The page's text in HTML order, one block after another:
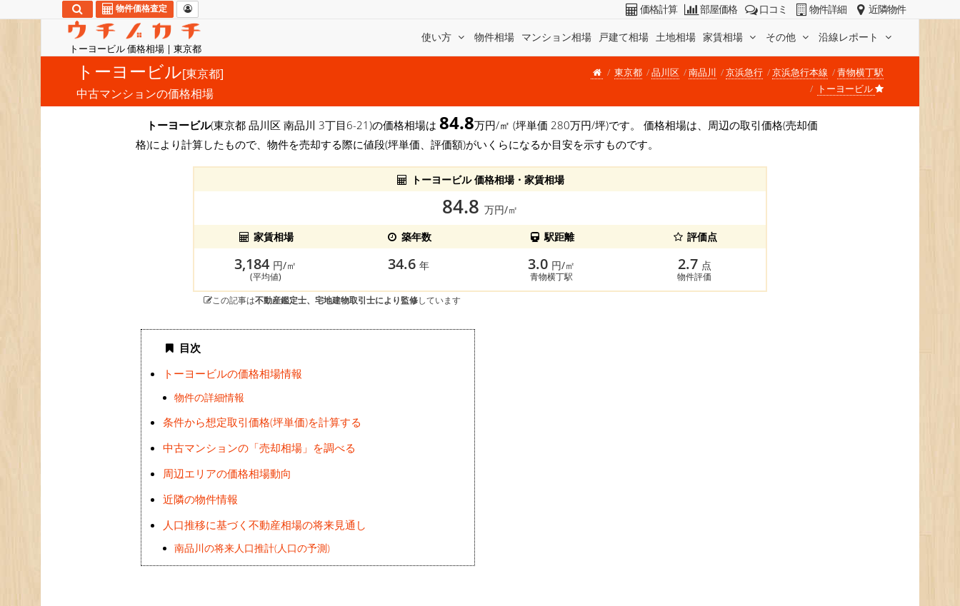
トーヨービル 価格相場 | 東京都
使い方 物件相場 マンション相場 戸建て相場 土地相場 家賃相場 その他 沿線レポート
物件価格査定 価格計算 部屋価格 口コミ 物件詳細 近隣物件
トーヨービル[東京都]
中古マンションの価格相場
東京都 品川区 南品川 京浜急行 京浜急行本線
青物横丁駅
トーヨービル
トーヨービル(東京都 品川区 南品川 3丁目6-21)の価格相場は 84.8万円/㎡ (坪単価 280万円/坪)です。 価格相場は、周辺の取引価格(売却価
格)により計算したもので、物件を売却する際に値段(坪単価、評価額)がいくらになるか目安を示すものです。
トーヨービル 価格相場・家賃相場
84.8 万円/㎡
家賃相場
築年数 駅距離 評価点
3,184 円/㎡
(平均値)
34.6 年 3.0 円/㎡
青物横丁駅
2.7 点
物件評価
この記事は不動産鑑定士、宅地建物取引士により監修しています
目次
トーヨービルの価格相場情報
物件の詳細情報
条件から想定取引価格(坪単価)を計算する
中古マンションの「売却相場」を調べる
周辺エリアの価格相場動向
近隣の物件情報
人口推移に基づく不動産相場の将来見通し
南品川の将来人口推計(人口の予測)